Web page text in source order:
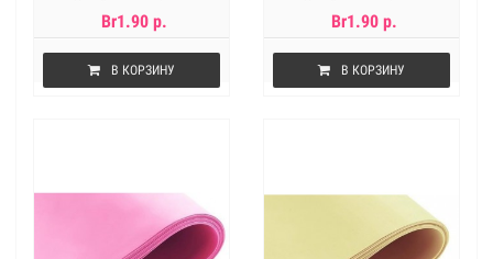
Китай, цена за 1лист
Br1.90 р.
В КОРЗИНУ
Китай, цена за 1лист
Br1.90 р.
В КОРЗИНУ